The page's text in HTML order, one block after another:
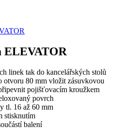
ELEVATOR
linek tak do kancelářských stolů
otvoru 80 mm vložit zásuvkovou
pojišťovacím kroužkem
povrch
tl. 16 až 60 mm
stisknutím
balení